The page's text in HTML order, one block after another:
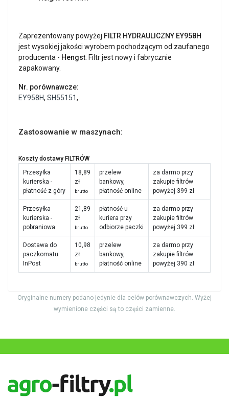
Zaprezentowany powyżej FILTR HYDRAULICZNY EY958H
jest wysokiej jakości wyrobem pochodzącym od zaufanego
producenta - Hengst . Filtr jest nowy i fabrycznie
zapakowany.
Nr. porównawcze:
EY958H, SH55151,
Zastosowanie w maszynach:
Koszty dostawy FILTRÓW
Przesyłka
kurierska -
płatność z góry
18,89
zł
brutto
przelew
bankowy,
płatność online
za darmo przy
zakupie filtrów
powyżej 399 zł
Przesyłka
kurierska -
pobraniowa
21,89
zł
brutto
płatność u
kuriera przy
odbiorze paczki
za darmo przy
zakupie filtrów
powyżej 399 zł
Dostawa do
paczkomatu
InPost
10,98
zł
brutto
przelew
bankowy,
płatność online
za darmo przy
zakupie filtrów
powyżej 390 zł
Oryginalne numery podano jedynie dla celów porównawczych. Wyżej
wymienione części są to części zamienne.